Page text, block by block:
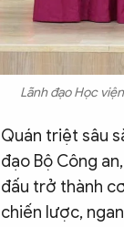
Lãnh đạo Học
Quán triệt sâu
đạo Bộ Công
đấu trở thành
chiến lược,